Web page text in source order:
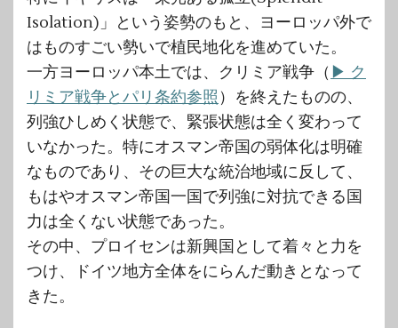
Isolation)」という姿勢のもと、ヨーロッパ外で
はものすごい勢いで植民地化を進めていた。
一方ヨーロッパ本土では、クリミア戦争（ ▶ ク
リミア戦争とパリ条約参照）を終えたものの、
列強ひしめく状態で、緊張状態は全く変わって
いなかった。特にオスマン帝国の弱体化は明確
なものであり、その巨大な統治地域に反して、
もはやオスマン帝国一国で列強に対抗できる国
力は全くない状態であった。
その中、プロイセンは新興国として着々と力を
つけ、ドイツ地方全体をにらんだ動きとなって
きた。